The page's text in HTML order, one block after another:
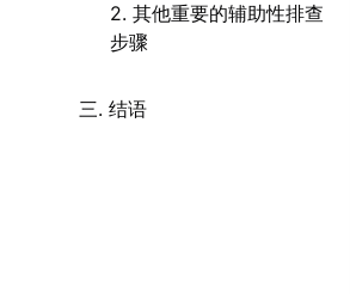
2. 其他重要的辅助性排查
步骤
三. 结语